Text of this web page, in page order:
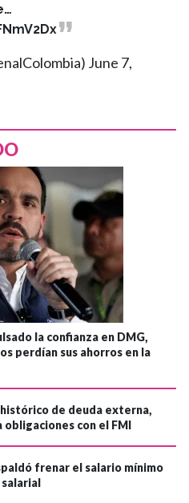
June 7,
la confianza en DMG,
perdían sus ahorros en la
de deuda externa,
con el FMI
frenar el salario mínimo